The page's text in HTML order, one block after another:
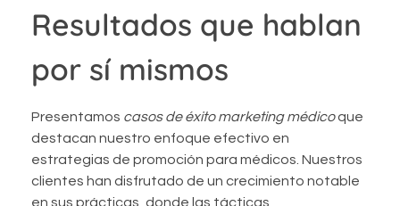
Resultados que hablan
por sí mismos
Presentamos casos de éxito marketing médicoque
destacan nuestro enfoque efectivo en
estrategias de promoción para médicos. Nuestros
clientes han disfrutado de un crecimiento notable
en sus prácticas, donde las tácticas